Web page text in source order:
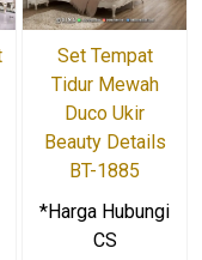
Set Tempat
Tidur Mewah
Duco Ukir
Beauty Details
BT-1885
*Harga Hubungi
CS